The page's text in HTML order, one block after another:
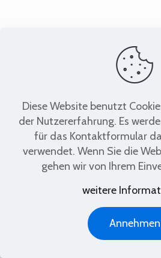
2023 Copyright
www.flaticon.comis
Preis-
Diese Website benutzt
der Nutzererfahrung. Es
für das Kontaktformular
verwendet. Wenn Sie die
gehen wir von Ihrem
weitere
Annehmen